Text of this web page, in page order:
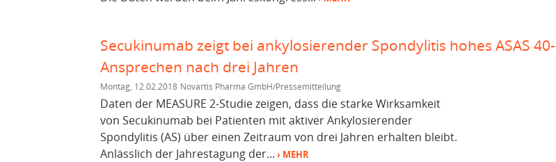
Secukinumab zeigt bei ankylosierender Spondylitis hohes ASAS 40-
Ansprechen nach drei Jahren
Montag, 12.02.2018 Novartis Pharma GmbH/Pressemitteilung
Daten der MEASURE 2-Studie zeigen, dass die starke Wirksamkeit
von Secukinumab bei Patienten mit aktiver Ankylosierender
Spondylitis (AS) über einen Zeitraum von drei Jahren erhalten bleibt.
Anlässlich der Jahrestagung der... › MEHR